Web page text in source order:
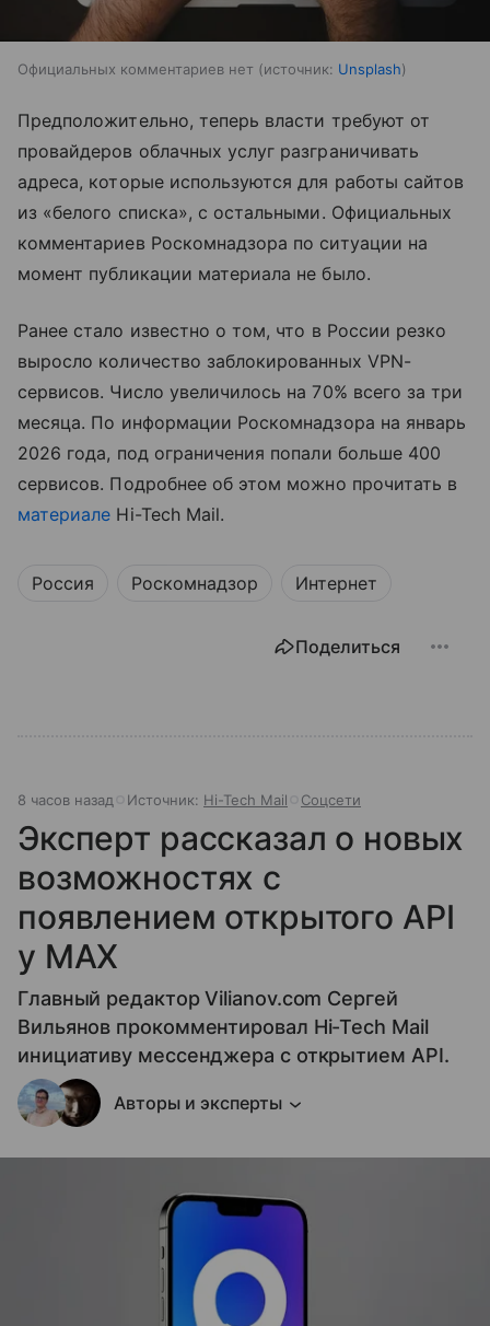
Официальных комментариев нет источник: Unsplash
Предположительно, теперь власти требуют от
провайдеров облачных услуг разграничивать
адреса, которые используются для работы сайтов
из «белого списка», с остальными. Официальных
комментариев Роскомнадзора по ситуации на
момент публикации материала не было.
Ранее стало известно о том, что в России резко
выросло количество заблокированных VPN-
сервисов. Число увеличилось на 70% всего за три
месяца. По информации Роскомнадзора на январь
2026 года, под ограничения попали больше 400
сервисов. Подробнее об этом можно прочитать в
материале Hi-Tech Mail.
Россия Роскомнадзор Интернет
Поделиться
8 часов назад Источник: Hi-Tech Mail Соцсети
Эксперт рассказал о новых
возможностях с
появлением открытого API
у МАХ
Главный редактор Vilianov.com Сергей
Вильянов прокомментировал Hi-Tech Mail
инициативу мессенджера с открытием API.
Авторы и эксперты